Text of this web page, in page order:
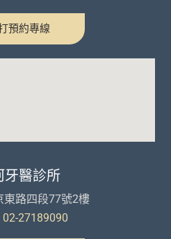
預約專線
牙醫診所
東路四段77號2樓
02-27189090